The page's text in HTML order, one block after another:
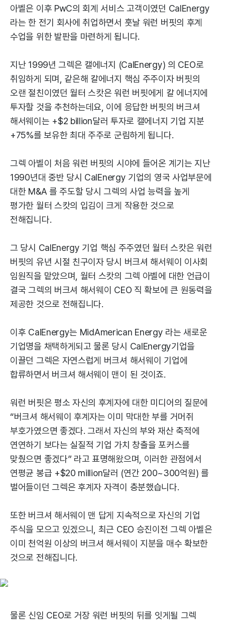
아벨은 이후 PwC의 회계 서비스 고객이였던 CalEnergy
라는 한 전기 회사에 취업하면서 훗날 워런 버핏의 후계
수업을 위한 발판을 마련하게 됩니다.
지난 1999년 그렉은 캘에너지 (CalEnergy) 의 CEO로
취임하게 되며, 같은해 칼에너지 핵심 주주이자 버핏의
오랜 절친이였던 월터 스캇은 워런 버핏에게 칼 에너지에
투자할 것을 추천하는데요, 이에 응답한 버핏의 버크셔
해서웨이는 +$2 billion달러 투자로 캘에너지 기업 지분
+75%를 보유한 최대 주주로 군림하게 됩니다.
그렉 아벨이 처음 워런 버핏의 시야에 들어온 계기는 지난
1990년대 중반 당시 CalEnergy 기업의 영국 사업부문에
대한 M&A 를 주도할 당시 그렉의 사업 능력을 높게
평가한 월터 스캇의 입김이 크게 작용한 것으로
전해집니다.
그 당시 CalEnergy 기업 핵심 주주였던 월터 스캇은 워런
버핏의 유년 시절 친구이자 당시 버크셔 해서웨이 이사회
임원직을 맡았으며, 월터 스캇의 그렉 아벨에 대한 언급이
결국 그렉의 버크셔 해서웨이 CEO 직 확보에 큰 원동력을
제공한 것으로 전해집니다.
이후 CalEnergy는 MidAmerican Energy 라는 새로운
기업명을 채택하게되고 물론 당시 CalEnergy기업을
이끌던 그렉은 자연스럽게 버크셔 해서웨이 기업에
합류하면서 버크셔 해서웨이 맨이 된 것이죠.
워런 버핏은 평소 자신의 후계자에 대한 미디어의 질문에
“버크셔 해서웨이 후계자는 이미 막대한 부를 거머쥐
부호가였으면 좋겠다. 그래서 자신의 부와 재산 축적에
연연하기 보다는 실질적 기업 가치 창출을 포커스를
맞췄으면 좋겠다” 라고 표명해왔으며, 이러한 관점에서
연평균 봉급 +$20 million달러 (연간 200~300억원) 를
벌어들이던 그렉은 후계자 자격이 충분했습니다.
또한 버크셔 해서웨이 맨 답게 지속적으로 자신의 기업
주식을 모으고 있겠으니, 최근 CEO 승진이전 그렉 아벨은
이미 천억원 이상의 버크셔 해서웨이 지분을 매수 확보한
것으로 전해집니다.
물론 신임 CEO로 거장 워런 버핏의 뒤를 잇게될 그렉